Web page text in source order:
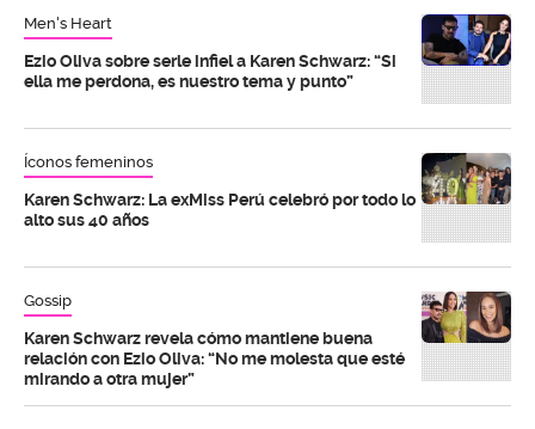
Men's Heart
Ezio Oliva sobre serle infiel a Karen Schwarz: “Si
ella me perdona, es nuestro tema y punto”
Íconos femeninos
Karen Schwarz: La exMiss Perú celebró por todo lo
alto sus 40 años
Gossip
Karen Schwarz revela cómo mantiene buena
relación con Ezio Oliva: “No me molesta que esté
mirando a otra mujer”